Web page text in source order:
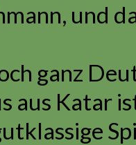
und
ganz
aus Katar